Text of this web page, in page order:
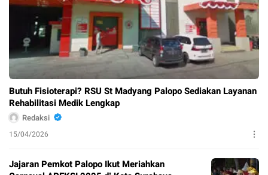
Butuh Fisioterapi? RSU St Madyang Palopo Sediakan Layanan
Rehabilitasi Medik Lengkap
Redaksi
15/04/2026
Jajaran Pemkot Palopo Ikut Meriahkan